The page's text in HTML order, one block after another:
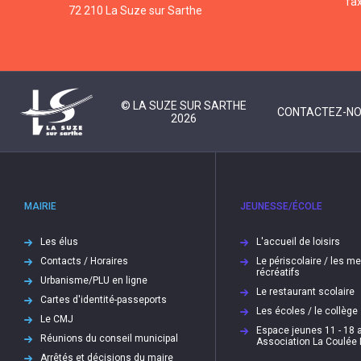
72 210 La Suze sur Sarthe
© LA SUZE SUR SARTHE
2026
CONTACTEZ-
MAIRIE
Les élus
Contacts / Horaires
Urbanisme/PLU en ligne
Cartes d'identité-passeports
Le CMJ
Réunions du conseil municipal
Arrêtés et décisions du maire
JEUNESSE/ÉCOLE
L'accueil de loisirs
Le périscolaire / les
récréatifs
Le restaurant scolaire
Les écoles / le collège
Espace jeunes 11 - 18
Association La Coulée